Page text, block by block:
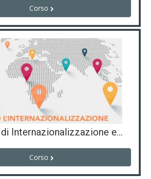
Corso
Strategie di Internazionalizzazione ed e-commerce
Corso